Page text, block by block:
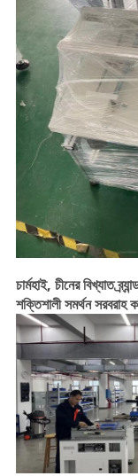
চার্মহাই, চীনের বিখ্যাত
শক্তিশালী সমর্থন সরবরাহ